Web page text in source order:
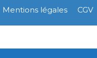
Mentions légales CGV